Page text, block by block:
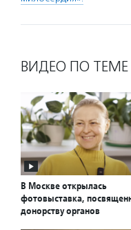
ВИДЕО ПО ТЕМЕ
В Москве открылась
фотовыставка,
донорству органов